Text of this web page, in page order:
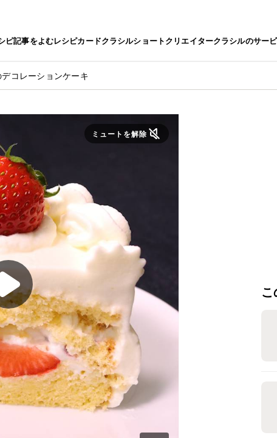
ピ記事をよむレシピカードクラシルショートクリエイタークラシルのサー
コレーションケーキ
ミュートを解除